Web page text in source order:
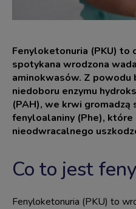
Fenyloketonuria (PKU) to
spotykana wrodzona
aminokwasów. Z powodu
niedoboru enzymu
(PAH), we krwi
fenyloalaniny (Phe),
nieodwracalnego
Co to jest
Fenyloketonuria (PKU) to